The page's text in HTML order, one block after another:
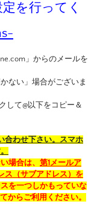
を行ってく
」からのメールを
ない」場合がございま
して@以下をコピー＆
合わせ下さい。スマホ
場合は、 第1メールア
ス（サブアドレス）を
を一つしかもっていな
からご利用ください。